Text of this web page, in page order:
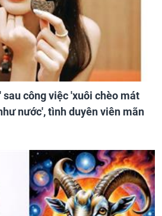
sau công việc 'xuôi chèo mát
nước', tình duyên viên mãn